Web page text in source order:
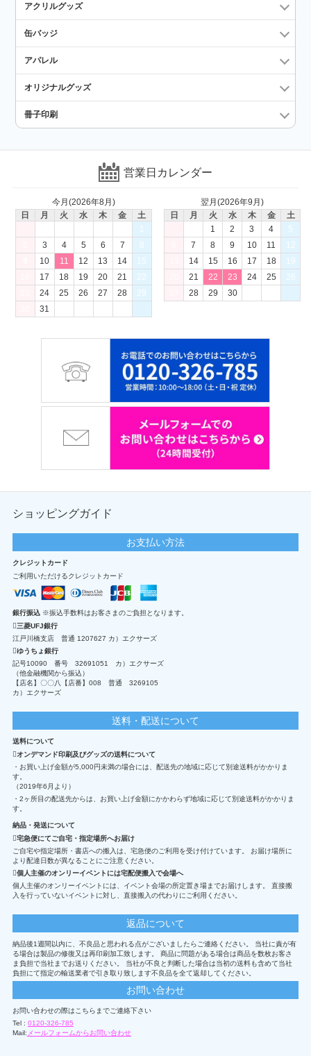
アクリルグッズ
缶バッジ
アパレル
オリジナルグッズ
冊子印刷
営業日カレンダー
今月(2026年8月)
日
月 火 水 木 金
土
1
3 4 5 6 7
8
10 11 12 13 14
15
17 18 19 20 21
22
24 25 26 27 28
29
31
翌月(2026年9月)
日
月 火 水 木 金
土
1
2 3 4
5
7 8 9 10 11
12
14 15 16 17 18
19
21 22 23 24 25
26
28 29 30
ショッピングガイド
お支払い方法
クレジットカード
ご利用いただけるクレジットカード
銀行振込 ※振込手数料はお客さまのご負担となります。
三菱UFJ銀行
江戸川橋支店 普通 1207627 カ）エクサーズ
ゆうちょ銀行
記号10090 番号 32691051 カ）エクサーズ
（他金融機関から振込）
【店名】〇〇八【店番】008 普通 3269105
カ）エクサーズ
送料・配送について
送料について
オンデマンド印刷及びグッズの送料について
・お買い上げ金額が5,000円未満の場合には、配送先の地域に応じて別途送料がかかりま
す。
（2019年6月より）
・2ヶ所目の配送先からは、お買い上げ金額にかかわらず地域に応じて別途送料がかかりま
す。
納品・発送について
宅急便にてご自宅・指定場所へお届け
ご自宅や指定場所・書店への搬入は、宅急便のご利用を受け付けています。 お届け場所に
より配達日数が異なることにご注意ください。
個人主催のオンリーイベントには宅配便搬入で会場へ
個人主催のオンリーイベントには、イベント会場の所定置き場までお届けします。 直接搬
入を行っていないイベントに対し、直接搬入の代わりにご利用ください。
返品について
納品後1週間以内に、不良品と思われる点がございましたらご連絡ください。 当社に責が有
る場合は製品の修復又は再印刷加工致します。 商品に問題がある場合は商品を数枚お客さ
ま負担で当社までお送りください。 当社が不良と判断した場合は当初の送料も含めて当社
負担にて指定の輸送業者で引き取り致します不良品を全て返却してください。
お問い合わせ
お問い合わせの際はこちらまでご連絡下さい
Tel : 0120-326-785
Mail: メールフォームからお問い合わせ